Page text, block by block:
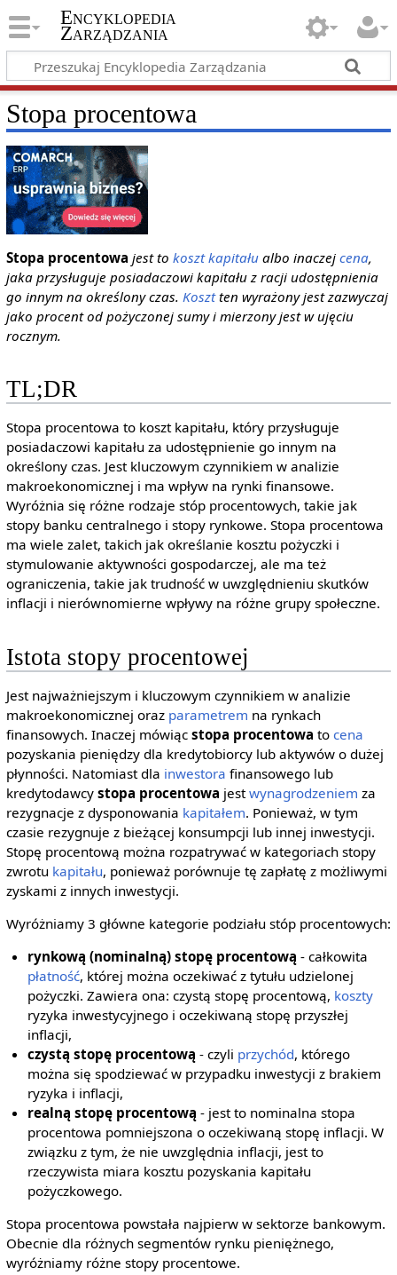
Encyklopedia
Zarządzania
Stopa procentowa
Stopa procentowa jest to koszt kapitałualbo inaczej cena,
jaka przysługuje posiadaczowi kapitału z racji udostępnienia
go innym na określony czas. Kosztten wyrażony jest zazwyczaj
jako procent od pożyczonej sumy i mierzony jest w ujęciu
rocznym.
TL;DR
Stopa procentowa to koszt kapitału, który przysługuje
posiadaczowi kapitału za udostępnienie go innym na
określony czas. Jest kluczowym czynnikiem w analizie
makroekonomicznej i ma wpływ na rynki finansowe.
Wyróżnia się różne rodzaje stóp procentowych, takie jak
stopy banku centralnego i stopy rynkowe. Stopa procentowa
ma wiele zalet, takich jak określanie kosztu pożyczki i
stymulowanie aktywności gospodarczej, ale ma też
ograniczenia, takie jak trudność w uwzględnieniu skutków
inflacji i nierównomierne wpływy na różne grupy społeczne.
Istota stopy procentowej
Jest najważniejszym i kluczowym czynnikiem w analizie
makroekonomicznej oraz parametrem na rynkach
finansowych. Inaczej mówiąc stopa procentowa to cena
pozyskania pieniędzy dla kredytobiorcy lub aktywów o dużej
płynności. Natomiast dla inwestora finansowego lub
kredytodawcy stopa procentowa jestwynagrodzeniem za
rezygnacje z dysponowania kapitałem. Ponieważ, w tym
czasie rezygnuje z bieżącej konsumpcji lub innej inwestycji.
Stopę procentową można rozpatrywać w kategoriach stopy
zwrotu kapitału, ponieważ porównuje tę zapłatę z możliwymi
zyskami z innych inwestycji.
Wyróżniamy 3 główne kategorie podziału stóp procentowych:
rynkową (nominalną) stopę procentową - całkowita
płatność, której można oczekiwać z tytułu udzielonej
pożyczki. Zawiera ona: czystą stopę procentową, koszty
ryzyka inwestycyjnego i oczekiwaną stopę przyszłej
inflacji,
czystą stopę procentową - czyli przychód, którego
można się spodziewać w przypadku inwestycji z brakiem
ryzyka i inflacji,
realną stopę procentową - jest to nominalna stopa
procentowa pomniejszona o oczekiwaną stopę inflacji. W
związku z tym, że nie uwzględnia inflacji, jest to
rzeczywista miara kosztu pozyskania kapitału
pożyczkowego.
Stopa procentowa powstała najpierw w sektorze bankowym.
Obecnie dla różnych segmentów rynku pieniężnego,
wyróżniamy różne stopy procentowe.